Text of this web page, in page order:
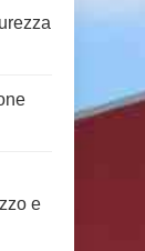
e